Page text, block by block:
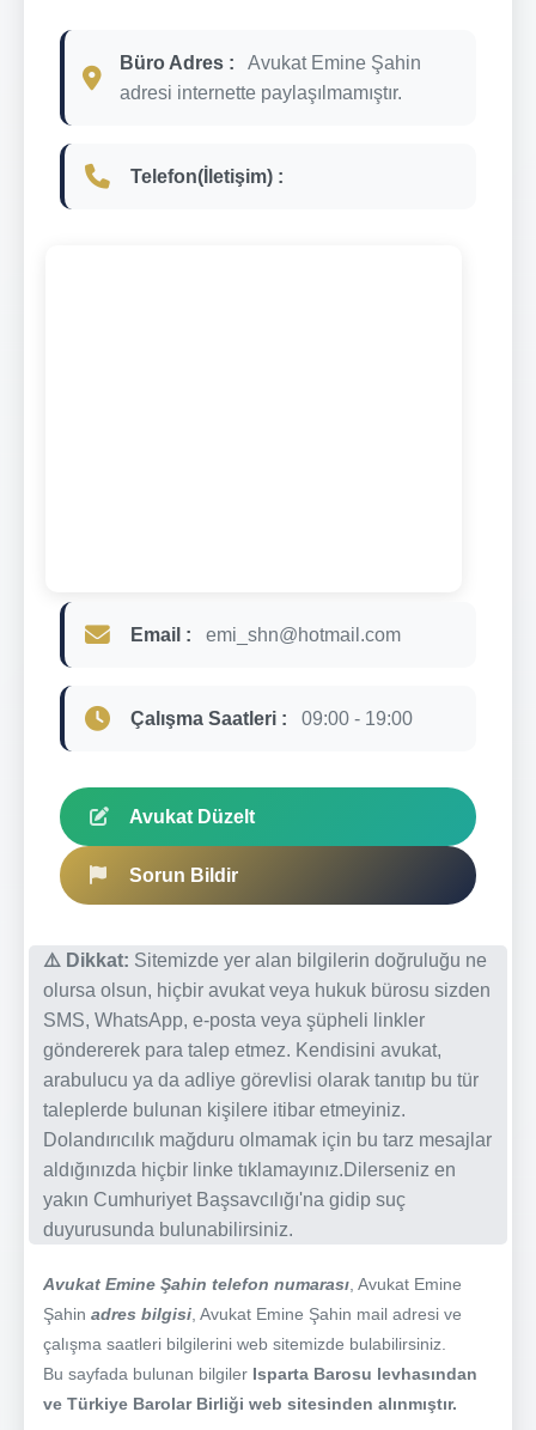
Büro Adres :
Avukat Emine Şahin
adresi internette paylaşılmamıştır.
Telefon(İletişim) :
Email : emi_shn@hotmail.com
Çalışma Saatleri : 09:00 - 19:00
Avukat Düzelt
Sorun Bildir
⚠️ Dikkat: Sitemizde yer alan bilgilerin doğruluğu ne
olursa olsun, hiçbir avukat veya hukuk bürosu sizden
SMS, WhatsApp, e-posta veya şüpheli linkler
göndererek para talep etmez. Kendisini avukat,
arabulucu ya da adliye görevlisi olarak tanıtıp bu tür
taleplerde bulunan kişilere itibar etmeyiniz.
Dolandırıcılık mağduru olmamak için bu tarz mesajlar
aldığınızda hiçbir linke tıklamayınız.Dilerseniz en
yakın Cumhuriyet Başsavcılığı'na gidip suç
duyurusunda bulunabilirsiniz.
Avukat Emine Şahin telefon numarası , Avukat Emine
Şahin adres bilgisi , Avukat Emine Şahin mail adresi ve
çalışma saatleri bilgilerini web sitemizde bulabilirsiniz.
Bu sayfada bulunan bilgiler Isparta Barosu levhasından
ve Türkiye Barolar Birliği web sitesinden alınmıştır.